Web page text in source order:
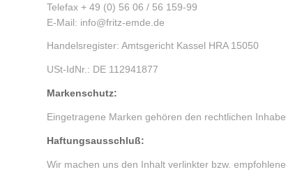
Telefax + 49 (0) 56 06 / 56 159-99
E-Mail: info@fritz-emde.de
Handelsregister: Amtsgericht Kassel HRA 15050
USt-IdNr.: DE 112941877
Markenschutz:
Eingetragene Marken gehören den rechtlichen
Haftungsausschluß:
Wir machen uns den Inhalt verlinkter bzw.